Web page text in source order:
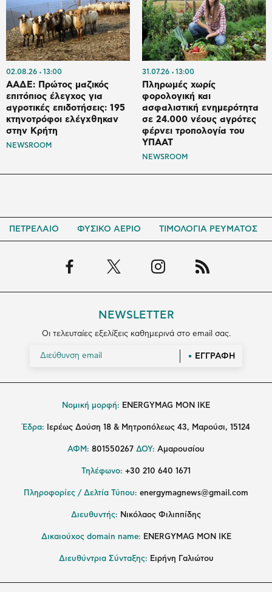
02.08.26 13:00
ΑΑΔΕ: Πρώτος μαζικός
επιτόπιος έλεγχος για
αγροτικές επιδοτήσεις: 195
κτηνοτρόφοι ελέγχθηκαν
στην Κρήτη
NEWSROOM
31.07.26 13:00
Πληρωμές χωρίς
φορολογική και
ασφαλιστική ενημερότητα
σε 24.000 νέους αγρότες
φέρνει τροπολογία του
ΥΠΑΑΤ
NEWSROOM
ΠΕΤΡΕΛΑΙΟ ΦΥΣΙΚΟ ΑΕΡΙΟ ΤΙΜΟΛΟΓΙΑ ΡΕΥΜΑΤΟΣ
NEWSLETTER
Οι τελευταίες εξελίξεις καθημερινά στο email σας.
ΕΓΓΡΑΦΗ
Νομική μορφή: ENERGYMAG MON IKE
Έδρα: Ιερέως Δούση 18 & Μητροπόλεως 43, Μαρούσι, 15124
ΑΦΜ: 801550267 ΔΟΥ: Αμαρουσίου
Τηλέφωνο: +30 210 640 1671
Πληροφορίες / Δελτία Τύπου: energymagnews@gmail.com
Διευθυντής: Νικόλαος Φιλιππίδης
Δικαιούχος domain name: ENERGYMAG ΜΟΝ ΙΚΕ
Διευθύντρια Σύνταξης: Ειρήνη Γαλιώτου